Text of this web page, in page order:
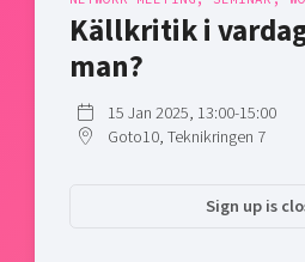
Shaping cities and regions
Bright East
East Sweden Tech Women
Upscaling
Talent & skills
Startup & industry
Offers to boost your business
Our community of companies
Projects
Project toolbox
Today's lunch in Mjärdevi
Källkritik i
man?
15 Jan 2025, 13:00-15:00
Goto10, Teknikringen 7
Sign up is